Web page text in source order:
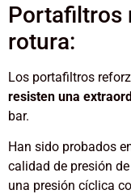
Portafiltros
rotura:
Los portafiltros
resisten una
bar.
Han sido probados
calidad de presión
una presión cíclica